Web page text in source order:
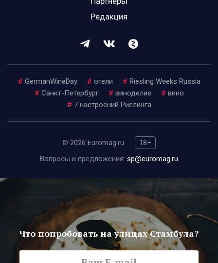
Редакция
# GermanWineDay # отели # Riesling Weeks Russia
# Санкт-Петербург # виноделие # вино
# 7 настроений Рислинга
© 2026 Euromag.ru
18+
Вопросы и предложения: sp@euromag.ru
Что попробовать на улицах Стамбула?